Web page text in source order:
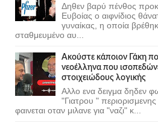
Δηθεν βαρύ πένθος
Ευβοίας ο αιφνίδιος
γυναίκας, η οποία
σταθμευμένο αυ...
Ακούστε κάποιον Γάκη
νεοέλληνα που
στοιχειώδους λογικής
Αλλο ενα δειγμα δηδεν
"Γιατρου "
φαινεται οταν μιλανε για "ναζι" κ...